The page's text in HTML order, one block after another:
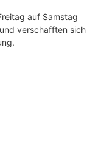
auf Samstag
verschafften sich